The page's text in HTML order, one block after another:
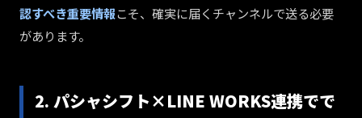
認すべき重要情報こそ、確実に届くチャンネルで送る必要
があります。
2. パシャシフト×LINE WORKS連携でで